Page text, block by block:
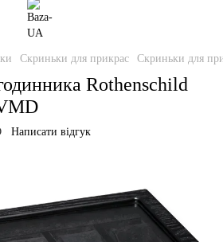
Скриньки для прикрас Скриньки для
Rothenschild
Написати відгук